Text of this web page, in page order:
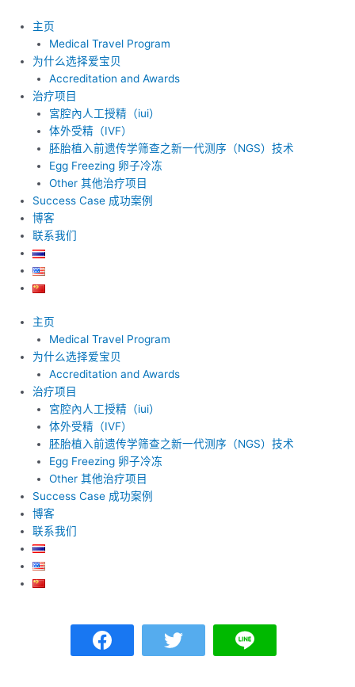
主页
Medical Travel Program
为什么选择爱宝贝
Accreditation and Awards
治疗项目
宮腔內人工授精（iui）
体外受精（IVF）
胚胎植入前遗传学筛查之新一代测序（NGS）技术
Egg Freezing 卵子冷冻
Other 其他治疗项目
Success Case 成功案例
博客
联系我们
主页
Medical Travel Program
为什么选择爱宝贝
Accreditation and Awards
治疗项目
宮腔內人工授精（iui）
体外受精（IVF）
胚胎植入前遗传学筛查之新一代测序（NGS）技术
Egg Freezing 卵子冷冻
Other 其他治疗项目
Success Case 成功案例
博客
联系我们